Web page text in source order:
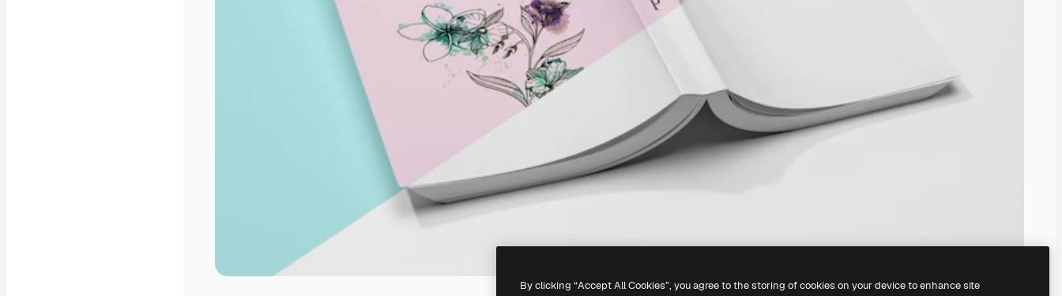
By clicking “Accept All Cookies”, you agree to the storing of cookies on your device to enhance site